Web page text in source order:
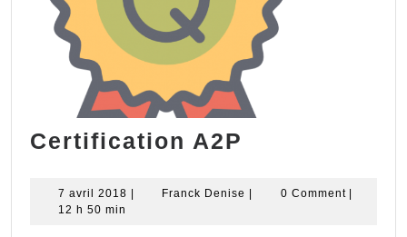
Certification A2P
7 avril 2018 7
Franck Denise Franck0 Comment
12 h 50 min